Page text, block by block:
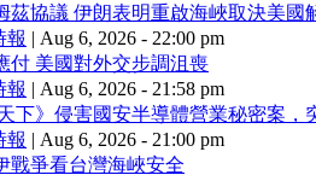
茲協議 伊朗表明重啟海峽取決美國
報 | Aug 6, 2026 - 22:00 pm
付 美國對外交步調沮喪
報 | Aug 6, 2026 - 21:58 pm
下》侵害國安半導體營業秘密案，
報 | Aug 6, 2026 - 21:00 pm
戰爭看台灣海峽安全